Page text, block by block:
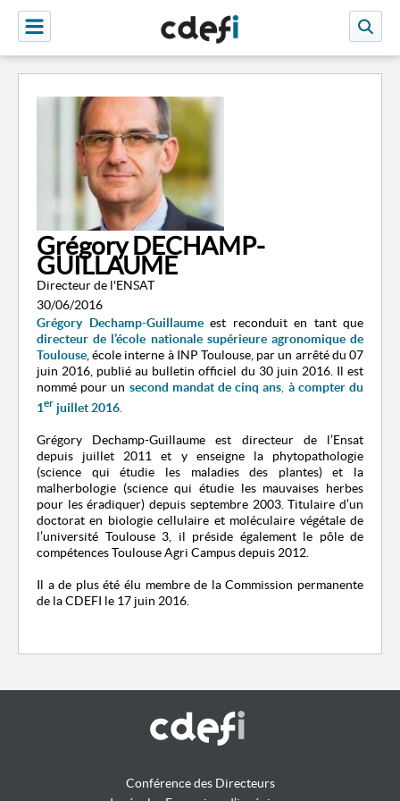
Grégory DECHAMP-
GUILLAUME
Directeur de l'ENSAT
30/06/2016
Grégory Dechamp-Guillaume est reconduit en tant que
directeur de l’école nationale supérieure agronomique de
Toulouse , école interne à INP Toulouse, par un arrêté du 07
juin 2016, publié au bulletin officiel du 30 juin 2016. Il est
nommé pour un second mandat de cinq ans à compter du
1er juillet 2016
Grégory Dechamp-Guillaume est directeur de l’Ensat
depuis juillet 2011 et y enseigne la phytopathologie
(science qui étudie les maladies des plantes) et la
malherbologie (science qui étudie les mauvaises herbes
pour les éradiquer) depuis septembre 2003. Titulaire d’un
doctorat en biologie cellulaire et moléculaire végétale de
l’université Toulouse 3, il préside également le pôle de
compétences Toulouse Agri Campus depuis 2012.
Il a de plus été élu membre de la Commission permanente
de la CDEFI le 17 juin 2016.
Conférence des Directeurs